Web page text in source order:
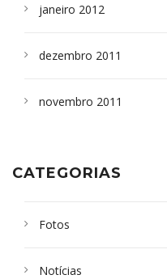
janeiro 2012
dezembro 2011
novembro 2011
CATEGORIAS
Fotos
Notícias